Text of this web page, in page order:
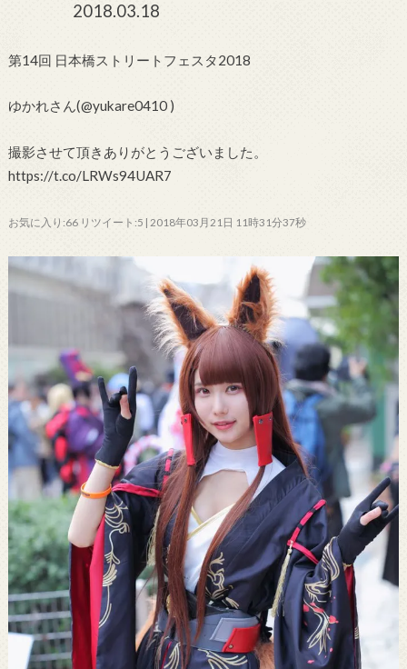
2018.03.18
第14回 日本橋ストリートフェスタ2018
ゆかれさん(@yukare0410 )
撮影させて頂きありがとうございました。
https://t.co/LRWs94UAR7
お気に入り:66 リツイート:5 | 2018年03月21日 11時31分37秒